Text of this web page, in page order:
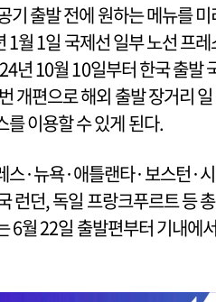
기 출발 전에 원하는 메뉴를 미
월 1일 국제선 일부 노선 프레
년 10월 10일부터 한국 출발
개편으로 해외 출발 장거리 일
이용할 수 있게 된다.
스·뉴욕·애틀랜타·보스턴·시
런던, 독일 프랑크푸르트 등 총
6월 22일 출발편부터 기내에서